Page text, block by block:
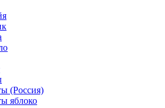
(Россия)
яблоко